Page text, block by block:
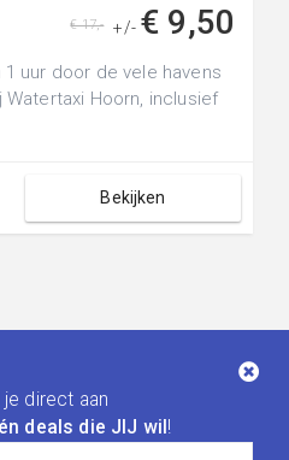
+/- € 9,50
€ 17,-
uur door de vele havens
Hoorn, inclusief
Bekijken
je direct aan
deals die JIJ wil !